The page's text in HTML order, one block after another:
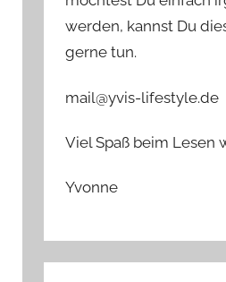
werden, kannst Du
gerne tun.
mail@yvis-lifestyle.de
Viel Spaß beim Lesen
Yvonne